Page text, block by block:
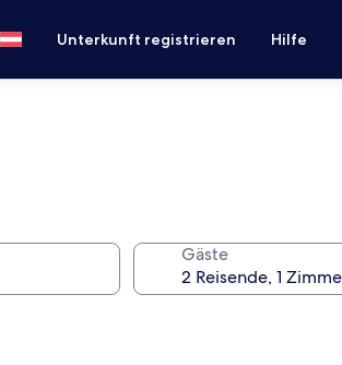
Unterkunft registrieren Hilfe
Gäste